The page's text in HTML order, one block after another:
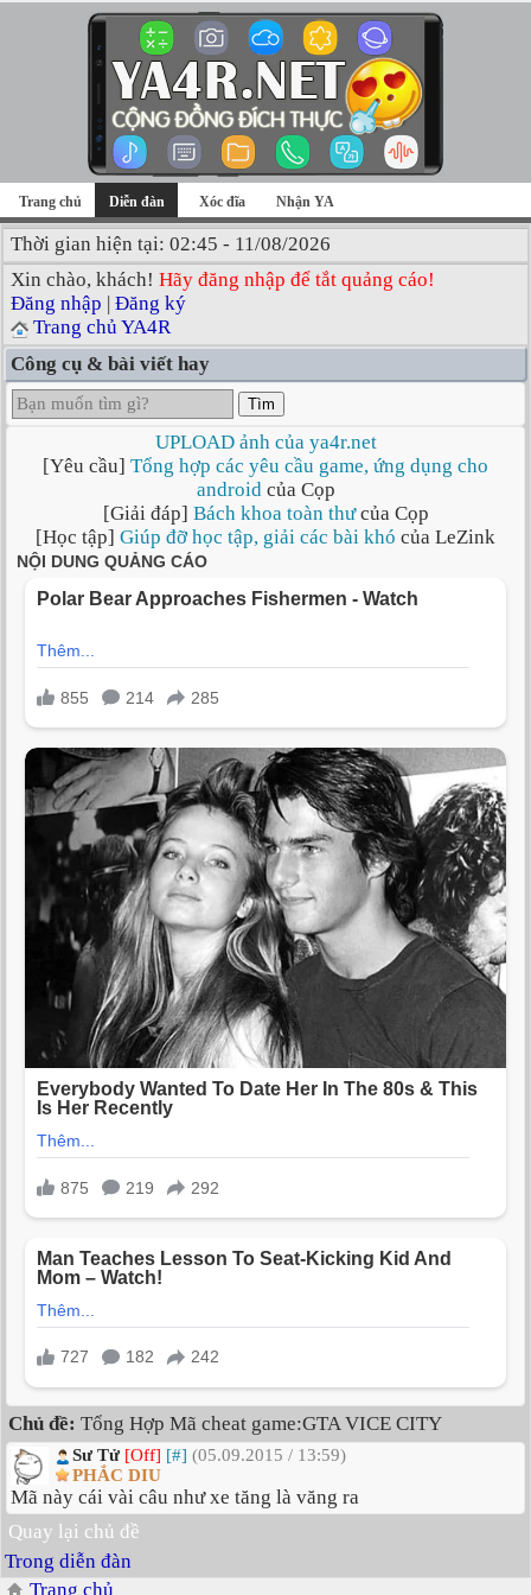
Trang chủ Diễn đàn Xóc đĩa Nhận YA
Thời gian hiện tại: 02:45 - 11/08/2026
Xin chào, khách! Hãy đăng nhập để tắt quảng cáo!
Đăng nhập | Đăng ký
Trang chủ YA4R
Công cụ & bài viết hay
Tìm
UPLOAD ảnh của ya4r.net
[Yêu cầu] Tổng hợp các yêu cầu game, ứng dụng cho
androidcủa Cọp
[Giải đáp] Bách khoa toàn thưcủa Cọp
[Học tập] Giúp đỡ học tập, giải các bài khó của LeZink
Chủ đề: Tổng Hợp Mã cheat game:GTA VICE CITY
Sư Tử [Off] [#] (05.09.2015 / 13:59)
PHẮC DIU
Mã này cái vài câu như xe tăng là văng ra
Quay lại chủ đề
Trong diễn đàn
Trang chủ